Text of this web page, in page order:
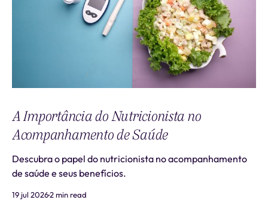
A Importância do Nutricionista no
Acompanhamento de Saúde
Descubra o papel do nutricionista no acompanhamento
de saúde e seus benefícios.
19 jul 20262 min read